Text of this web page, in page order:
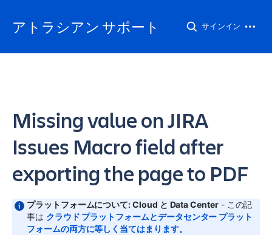
アトラシアン サポート サインイン
Missing value on JIRA
Issues Macro field after
exporting the page to PDF
プラットフォームについて: Cloud と Data Center - この記
事は クラウド プラットフォームとデータセンター プラット
フォームの両方に等しく当てはまります。